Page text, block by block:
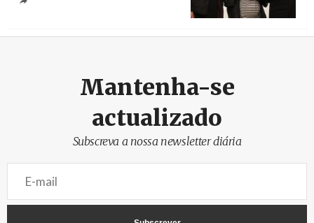
Mantenha-se
actualizado
Subscreva a nossa newsletter diária